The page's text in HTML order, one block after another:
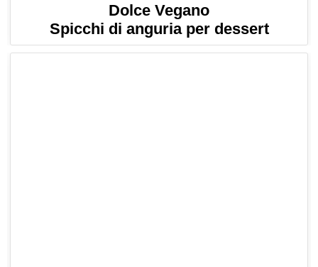
Dolce Vegano
Spicchi di anguria per dessert